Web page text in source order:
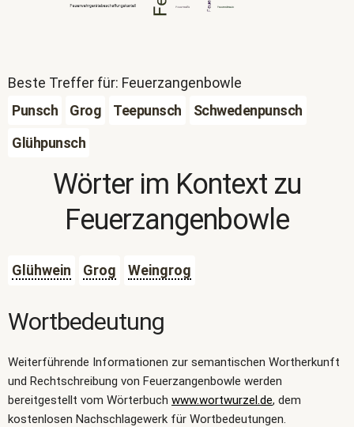
Beste Treffer für: Feuerzangenbowle
Punsch
Grog Teepunsch
Schwedenpunsch
Glühpunsch
Wörter im Kontext zu
Feuerzangenbowle
Glühwein Grog Weingrog
Wortbedeutung
Weiterführende Informationen zur semantischen Wortherkunft
und Rechtschreibung von Feuerzangenbowle werden
bereitgestellt vom Wörterbuch www.wortwurzel.de, dem
kostenlosen Nachschlagewerk für Wortbedeutungen.